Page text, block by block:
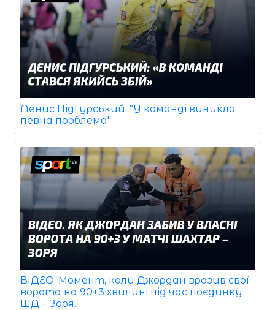
Денис Підгурський: "У команді виникла
певна проблема"
ВІДЕО. Момент, коли Джордан вразив свої
ворота на 90+3 хвилині під час поєдинку
ШД – Зоря.